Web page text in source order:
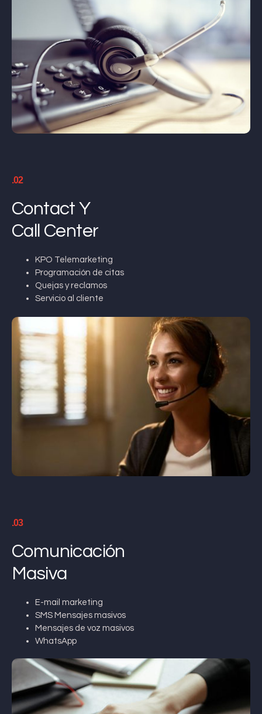
.02
Contact Y
Call Center
KPO Telemarketing
Programación de citas
Quejas y reclamos
Servicio al cliente
.03
Comunicación
Masiva
E-mail marketing
SMS Mensajes masivos
Mensajes de voz masivos
WhatsApp